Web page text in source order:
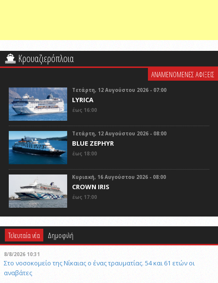
Κρουαζιερόπλοια
ΑΝΑΜΕΝΟΜΕΝΕΣ ΑΦΙΞΕΙΣ
Τετάρτη, 12 Αυγούστου 2026 - 07:00
LYRICA
έως 16:00
Τετάρτη, 12 Αυγούστου 2026 - 08:00
BLUE ZEPHYR
έως 18:00
Κυριακή, 16 Αυγούστου 2026 - 08:00
CROWN IRIS
έως 17:00
Τελευταία νέα Δημοφιλή
8/8/2026 10:31
Στο νοσοκομείο της Νίκαιας ο ένας τραυματίας. 54 και 61 ετών οι
αναβάτες